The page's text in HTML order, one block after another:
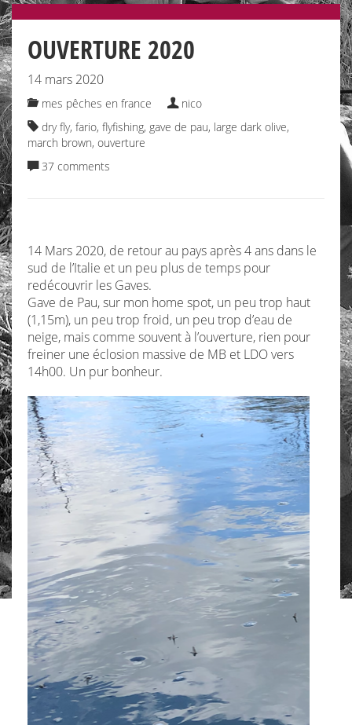
OUVERTURE 2020
14 mars 2020
mes pêches en france
nico
dry fly, fario, flyfishing, gave de pau, large dark olive,
march brown, ouverture
37 comments
14 Mars 2020, de retour au pays après 4 ans dans le
sud de l’Italie et un peu plus de temps pour
redécouvrir les Gaves.
Gave de Pau, sur mon home spot, un peu trop haut
(1,15m), un peu trop froid, un peu trop d’eau de
neige, mais comme souvent à l’ouverture, rien pour
freiner une éclosion massive de MB et LDO vers
14h00. Un pur bonheur.